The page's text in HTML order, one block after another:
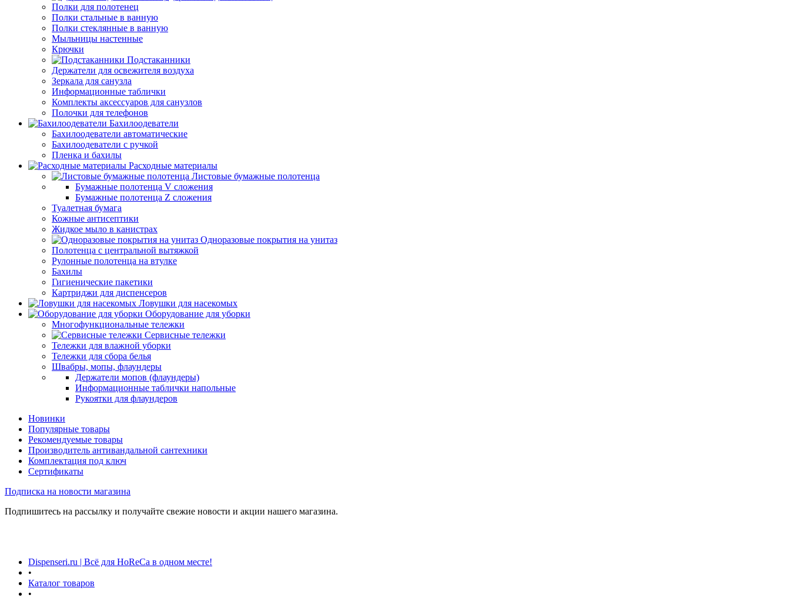
Полки для полотенец
Полки стальные в ванную
Полки стеклянные в ванную
Мыльницы настенные
Крючки
Подстаканники
Держатели для освежителя воздуха
Зеркала для санузла
Информационные таблички
Комплекты аксессуаров для санузлов
Полочки для телефонов
Бахилоодеватели
Бахилоодеватели автоматические
Бахилоодеватели с ручкой
Пленка и бахилы
Расходные материалы
Листовые бумажные полотенца
Бумажные полотенца V сложения
Бумажные полотенца Z сложения
Туалетная бумага
Кожные антисептики
Жидкое мыло в канистрах
Одноразовые покрытия на унитаз
Полотенца с центральной вытяжкой
Рулонные полотенца на втулке
Бахилы
Гигиенические пакетики
Картриджи для диспенсеров
Ловушки для насекомых
Оборудование для уборки
Многофункциональные тележки
Сервисные тележки
Тележки для влажной уборки
Тележки для сбора белья
Швабры, мопы, флаундеры
Держатели мопов (флаундеры)
Информационные таблички напольные
Рукоятки для флаундеров
Новинки
Популярные товары
Рекомендуемые товары
Производитель антивандальной сантехники
Комплектация под ключ
Сертификаты
Подписка на новости магазина
Подпишитесь на рассылку и получайте свежие новости и акции нашего магазина.
Dispenseri.ru | Всё для HoReCa в одном месте!
•
Каталог товаров
•